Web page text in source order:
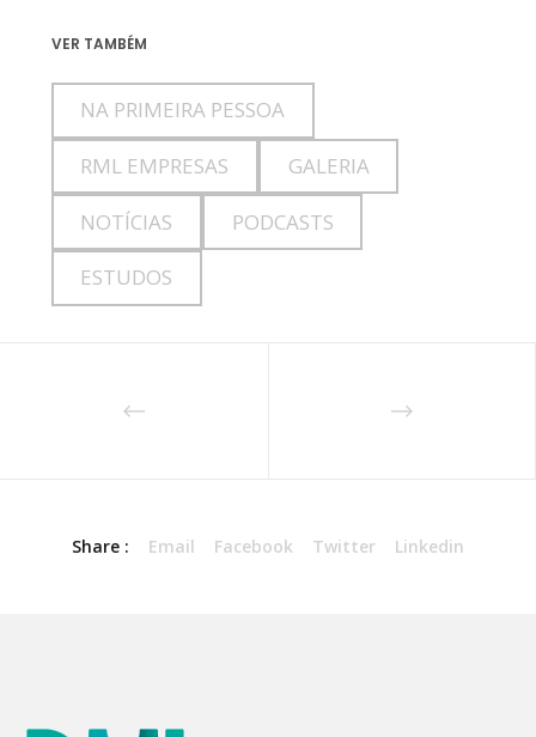
VER TAMBÉM
NA PRIMEIRA PESSOA
RML EMPRESAS GALERIA
NOTÍCIAS PODCASTS
ESTUDOS
Share : Email Facebook Twitter Linkedin